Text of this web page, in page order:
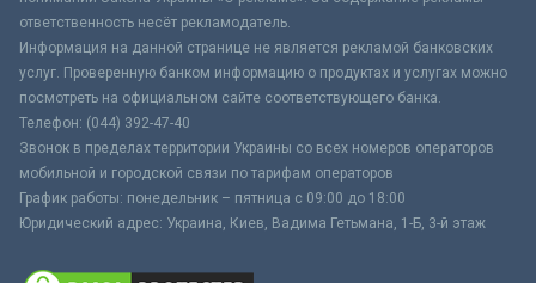
ответственность несёт рекламодатель.
Информация на данной странице не является рекламой банковских
услуг. Проверенную банком информацию о продуктах и услугах можно
посмотреть на официальном сайте соответствующего банка.
Телефон: (044) 392-47-40
Звонок в пределах территории Украины со всех номеров операторов
мобильной и городской связи по тарифам операторов
График работы: понедельник – пятница с 09:00 до 18:00
Юридический адрес: Украина, Киев, Вадима Гетьмана, 1-Б, 3-й этаж